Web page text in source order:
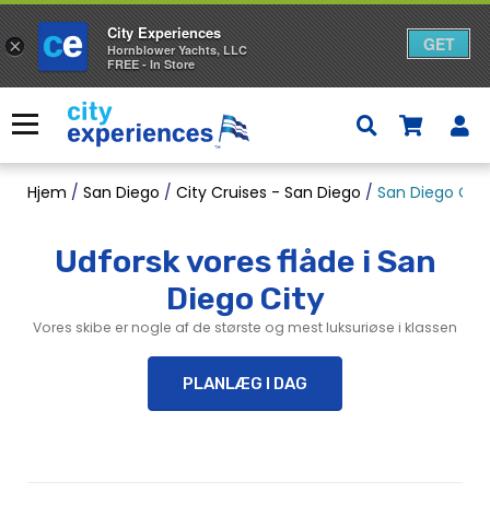
indhold
Menu
Hjem / San Diego / City Cruises - San Diego / San Diego
Udforsk vores flåde i San
Diego City
Vores skibe er nogle af de største og mest luksuriøse i klassen
PLANLÆG I DAG
×
City Experiences
Hornblower Yachts, LLC
FREE - In Store
GET